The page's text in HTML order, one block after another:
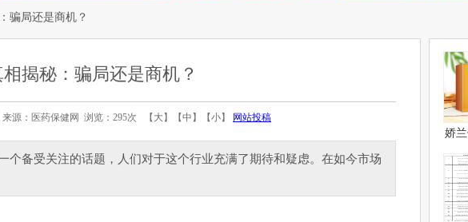
骗局还是商机？
揭秘：骗局还是商机？
来源：医药保健网 浏览：295次 【 大】【中 】【小】 网站投稿
备受关注的话题，人们对于这个行业充满了期待和疑虑。在如今市场
娇